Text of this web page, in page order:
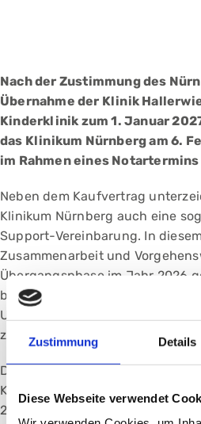
Zustimmung Details
Diese Webseite verwendet
Nach der Zustimmung des
Übernahme der Klinik
Kinderklinik zum 1. Januar
das Klinikum Nürnberg am 6.
im Rahmen eines
Neben dem Kaufvertrag
Klinikum Nürnberg auch eine
Support-Vereinbarung. In
Zusammenarbeit und
Übergangsphase im Jahr 2026
bevorstehenden knapp elf
Unternehmen die notwendigen
zur offiziellen Übergabe in enger
Diakoneo bleibt bis zur
Krankenhauses an das Klinikum
2027 offizieller Träger und trägt